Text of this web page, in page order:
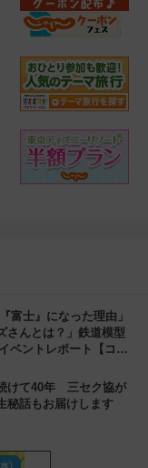
富士』になった理由」
さんとは？」鉄道模型
ベントレポート【コラ
けて40年 三セク協が
話もお届けします